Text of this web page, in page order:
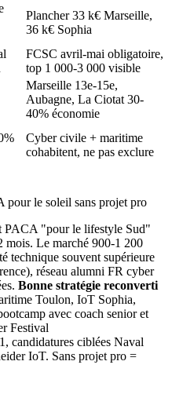
Plancher 33 k€ Marseille,
36 k€ Sophia
FCSC avril-mai obligatoire,
top 1 000-3 000 visible
Marseille 13e-15e,
Aubagne, La Ciotat 30-
40% économie
Cyber civile + maritime
cohabitent, ne pas exclure
le soleil sans projet pro
PACA "pour le lifestyle Sud"
mois. Le marché 900-1 200
technique souvent supérieure
réseau alumni FR cyber
Bonne stratégie reconverti
Toulon, IoT Sophia,
avec coach senior et
Festival
candidatures ciblées Naval
IoT. Sans projet pro =